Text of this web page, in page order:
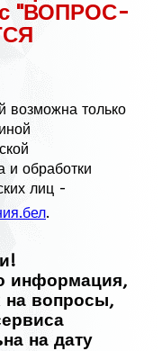
"ВОПРОС-
возможна только
и обработки
лиц -
.
информация,
на вопросы,
на дату